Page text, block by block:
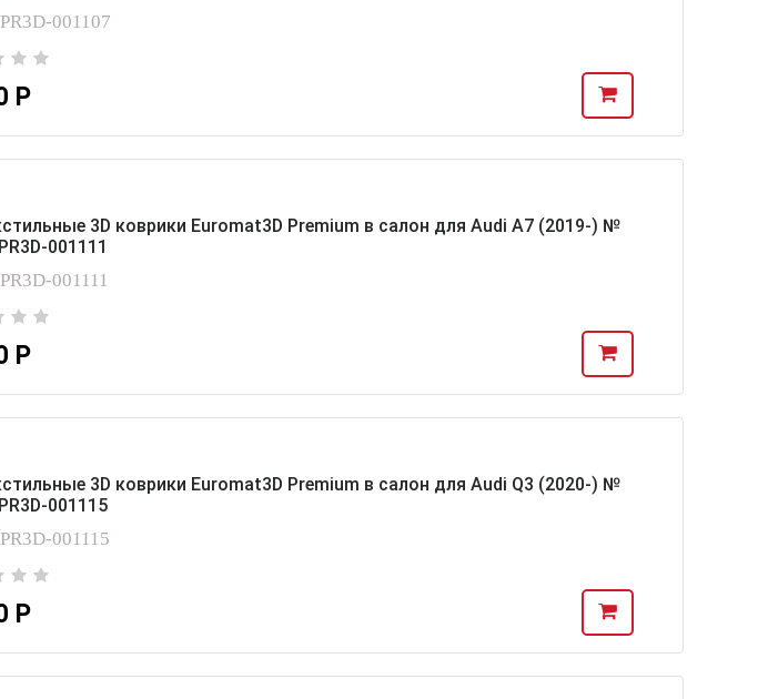
001107
Р
3D коврики Euromat3D Premium в салон для Audi A7 (2019-) №
001111
001111
Р
3D коврики Euromat3D Premium в салон для Audi Q3 (2020-) №
001115
001115
Р